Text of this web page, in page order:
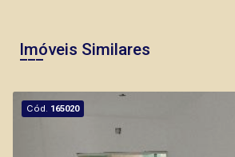
Imóveis Similares
Cód. 165020